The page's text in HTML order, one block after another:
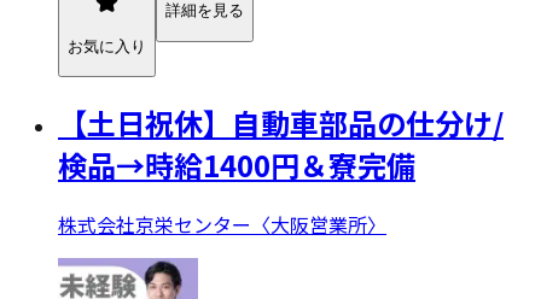
お気に入り
詳細を見る
【土日祝休】自動車部品の仕分け/
検品→時給1400円＆寮完備
株式会社京栄センター〈大阪営業所〉